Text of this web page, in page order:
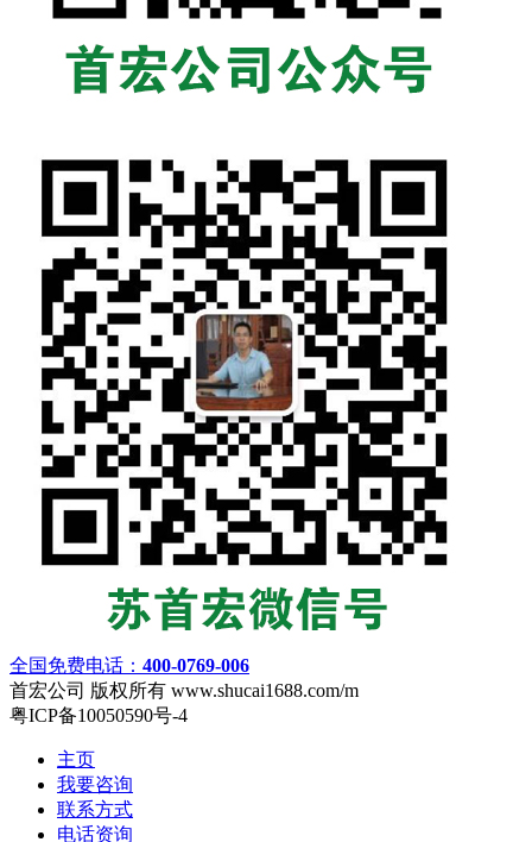
全国免费电话： 400-0769-006
首宏公司 版权所有 www.shucai1688.com/m
粤ICP备10050590号-4
主页
我要咨询
联系方式
电话资询